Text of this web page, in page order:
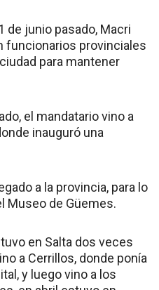
de junio pasado, Macri
funcionarios provinciales
para mantener
el mandatario vino a
inauguró una
a la provincia, para lo
de Güemes.
en Salta dos veces
a Cerrillos, donde ponía
y luego vino a los